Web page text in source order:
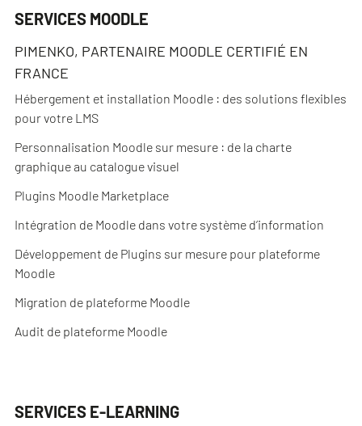
SERVICES MOODLE
PIMENKO, PARTENAIRE MOODLE CERTIFIÉ EN
FRANCE
Hébergement et installation Moodle : des solutions flexibles
pour votre LMS
Personnalisation Moodle sur mesure : de la charte
graphique au catalogue visuel
Plugins Moodle Marketplace
Intégration de Moodle dans votre système d’information
Développement de Plugins sur mesure pour plateforme
Moodle
Migration de plateforme Moodle
Audit de plateforme Moodle
SERVICES E-LEARNING